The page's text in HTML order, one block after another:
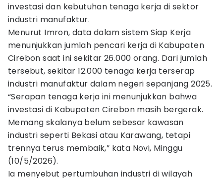
investasi dan kebutuhan tenaga kerja di sektor
industri manufaktur.
Menurut Imron, data dalam sistem Siap Kerja
menunjukkan jumlah pencari kerja di Kabupaten
Cirebon saat ini sekitar 26.000 orang. Dari jumlah
tersebut, sekitar 12.000 tenaga kerja terserap
industri manufaktur dalam negeri sepanjang 2025.
“Serapan tenaga kerja ini menunjukkan bahwa
investasi di Kabupaten Cirebon masih bergerak.
Memang skalanya belum sebesar kawasan
industri seperti Bekasi atau Karawang, tetapi
trennya terus membaik,” kata Novi, Minggu
(10/5/2026).
Ia menyebut pertumbuhan industri di wilayah